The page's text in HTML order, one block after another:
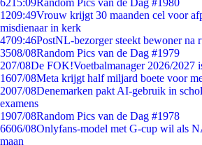
6215:09Random Pics van de Dag #1980
1209:49Vrouw krijgt 30 maanden cel voor
misdienaar in kerk
4709:46PostNL-bezorger steekt bewoner na
3508/08Random Pics van de Dag #1979
207/08De FOK!Voetbalmanager 2026/2027
1607/08Meta krijgt half miljard boete voor
2007/08Denemarken pakt AI-gebruik in
examens
1907/08Random Pics van de Dag #1978
6606/08Onlyfans-model met G-cup wil als
maan